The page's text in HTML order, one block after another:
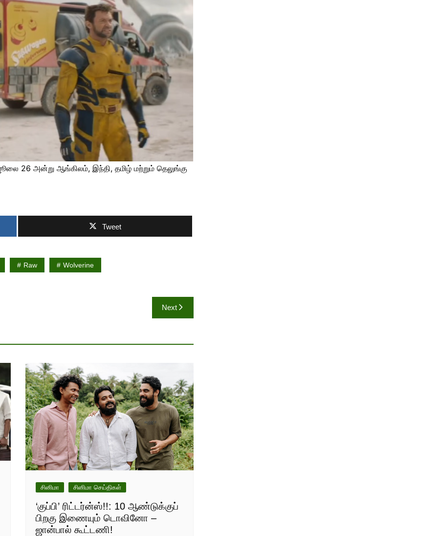
26 அன்று ஆங்கிலம், இந்தி, தமிழ் மற்றும் தெலுங்கு
Tweet
Raw Wolverine
Next
சினிமா சினிமா செய்திகள்
‘குப்பி’ ரிட்டர்ன்ஸ்!!: 10 ஆண்டுக்குப்
பிறகு இணையும் டொவினோ –
ஜான்பால் கூட்டணி!